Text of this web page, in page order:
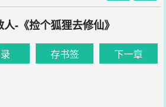
-《捡个狐狸去修仙》
存书签 下一章